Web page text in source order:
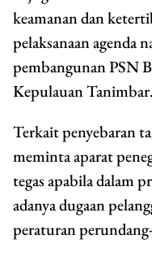
keamanan dan
pelaksanaan agenda
pembangunan PSN
Kepulauan Tanimbar.
Terkait penyebaran
meminta aparat
tegas apabila dalam
adanya dugaan
peraturan